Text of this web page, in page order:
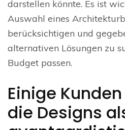
darstellen könnte. Es ist
Auswahl eines
berücksichtigen und
alternativen Lösungen zu
Budget passen.
Einige
die Designs